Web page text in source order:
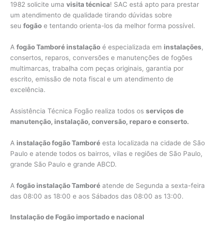
1982 solicite umavisita técnica! SAC está apto para prestar
um atendimento de qualidade tirando dúvidas sobre
seufogão e tentando orienta-los da melhor forma possível.
Afogão Tamboré instalação é especializada em instalações,
consertos, reparos, conversões e manutenções de fogões
multimarcas, trabalha com peças originais, garantia por
escrito, emissão de nota fiscal e um atendimento de
excelência.
Assistência Técnica Fogão realiza todos osserviços de
manutenção, instalação, conversão, reparo e conserto.
A instalação fogão Tamboré esta localizada na cidade de São
Paulo e atende todos os bairros, vilas e regiões de São Paulo,
grande São Paulo e grande ABCD.
Afogão instalação Tamboré atende de Segunda a sexta-feira
das 08:00 as 18:00 e aos Sábados das 08:00 as 13:00.
Instalação de Fogão importado e nacional